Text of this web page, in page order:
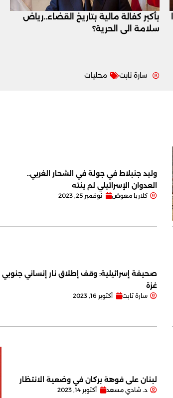
بأكبر كفالة مالية بتاريخ القضاء..رياض
سلامة الى الحرية؟
سارة تابت محليات
وليد جنبلاط في جولة في الشحار الغربي..
العدوان الإسرائيلي لم ينته
كلاريا معوض نوفمبر 25, 2023
صحيفة إسرائيلية: وقف إطلاق نار إنساني جنوبي
غزة
سارة تابت أكتوبر 16, 2023
لبنان على فوهة بركان في وضعية الانتظار
د. شادي مسعد أكتوبر 14, 2023